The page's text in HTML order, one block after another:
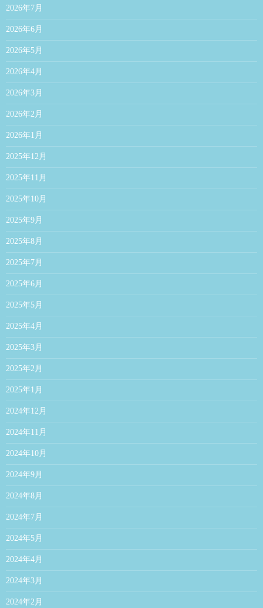
2026年7月
2026年6月
2026年5月
2026年4月
2026年3月
2026年2月
2026年1月
2025年12月
2025年11月
2025年10月
2025年9月
2025年8月
2025年7月
2025年6月
2025年5月
2025年4月
2025年3月
2025年2月
2025年1月
2024年12月
2024年11月
2024年10月
2024年9月
2024年8月
2024年7月
2024年5月
2024年4月
2024年3月
2024年2月